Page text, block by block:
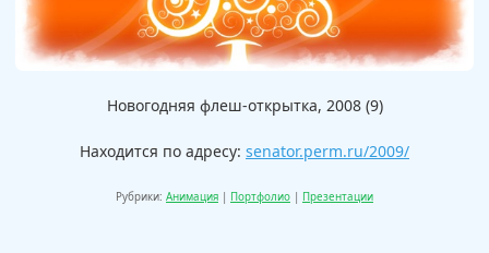
Новогодняя флеш-открытка, 2008 (9)
Находится по адресу: senator.perm.ru/2009/
Рубрики: Анимация Портфолио Презентации